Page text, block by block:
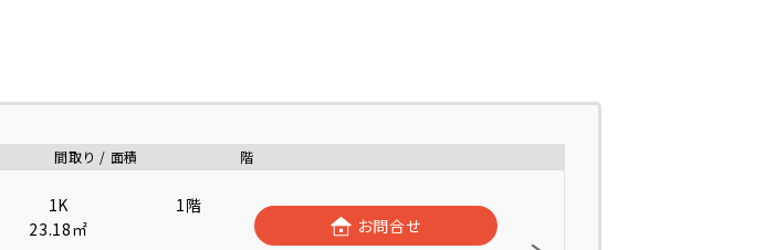
間取り / 面積 階
1K
23.18㎡
1階
お問合せ